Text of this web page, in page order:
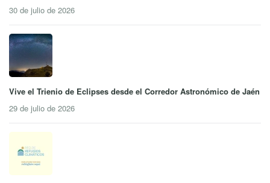
30 de julio de 2026
Vive el Trienio de Eclipses desde el Corredor Astronómico de Jaén
29 de julio de 2026